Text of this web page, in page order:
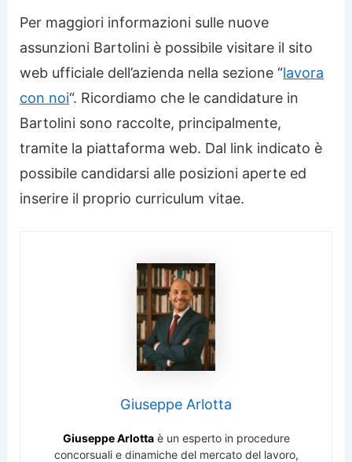
Per maggiori informazioni sulle nuove
assunzioni Bartolini è possibile visitare il sito
web ufficiale dell’azienda nella sezione “lavora
con noi“. Ricordiamo che le candidature in
Bartolini sono raccolte, principalmente,
tramite la piattaforma web. Dal link indicato è
possibile candidarsi alle posizioni aperte ed
inserire il proprio curriculum vitae.
Giuseppe Arlotta
Giuseppe Arlottaè un esperto in procedure
concorsuali e dinamiche del mercato del lavoro,